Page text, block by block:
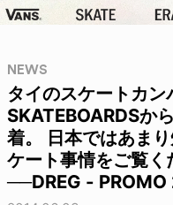
NEWS
タイのスケートカン
SKATEBOARDSか
着。 日本ではあま
ケート事情をご覧く
──DREG -